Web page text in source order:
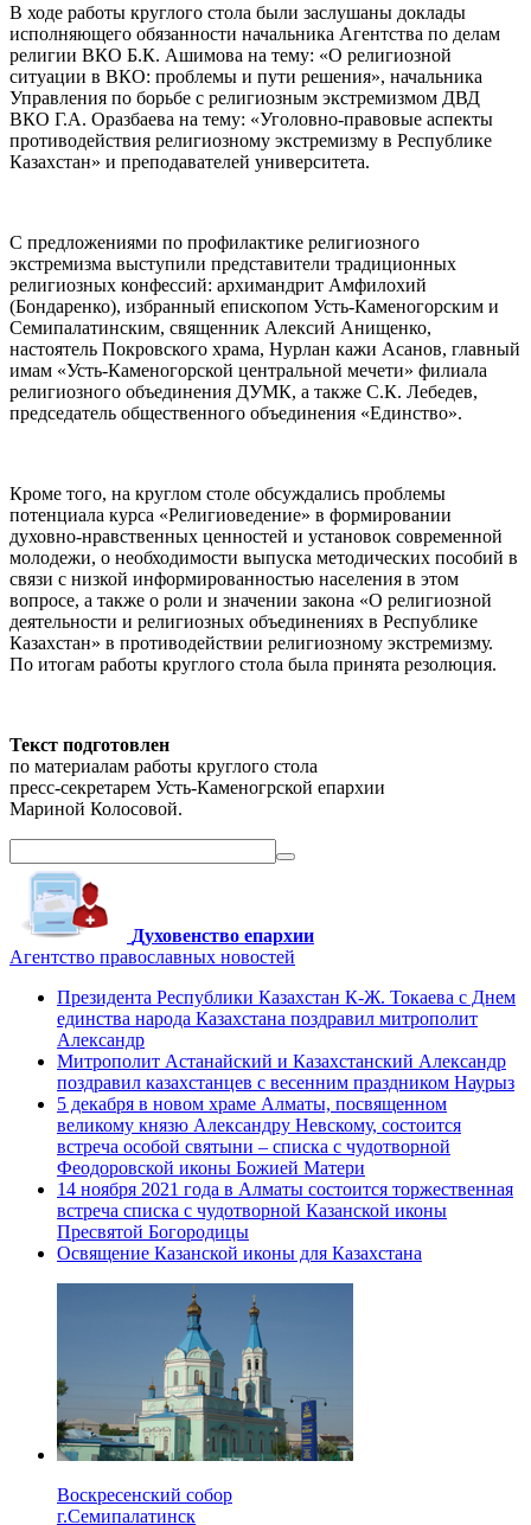
В ходе работы круглого стола были заслушаны доклады
исполняющего обязанности начальника Агентства по делам
религии ВКО Б.К. Ашимова на тему: «О религиозной
ситуации в ВКО: проблемы и пути решения», начальника
Управления по борьбе с религиозным экстремизмом ДВД
ВКО Г.А. Оразбаева на тему: «Уголовно-правовые аспекты
противодействия религиозному экстремизму в Республике
Казахстан» и преподавателей университета.
С предложениями по профилактике религиозного
экстремизма выступили представители традиционных
религиозных конфессий: архимандрит Амфилохий
(Бондаренко), избранный епископом Усть-Каменогорским и
Семипалатинским, священник Алексий Анищенко,
настоятель Покровского храма, Нурлан кажи Асанов, главный
имам «Усть-Каменогорской центральной мечети» филиала
религиозного объединения ДУМК, а также С.К. Лебедев,
председатель общественного объединения «Единство».
Кроме того, на круглом столе обсуждались проблемы
потенциала курса «Религиоведение» в формировании
духовно-нравственных ценностей и установок современной
молодежи, о необходимости выпуска методических пособий в
связи с низкой информированностью населения в этом
вопросе, а также о роли и значении закона «О религиозной
деятельности и религиозных объединениях в Республике
Казахстан» в противодействии религиозному экстремизму.
По итогам работы круглого стола была принята резолюция.
Текст подготовлен
по материалам работы круглого стола
пресс-секретарем Усть-Каменогрской епархии
Мариной Колосовой.
Духовенство епархии
Агентство православных новостей
Президента Республики Казахстан К-Ж. Токаева с Днем
единства народа Казахстана поздравил митрополит
Александр
Митрополит Астанайский и Казахстанский Александр
поздравил казахстанцев с весенним праздником Наурыз
5 декабря в новом храме Алматы, посвященном
великому князю Александру Невскому, состоится
встреча особой святыни – списка с чудотворной
Феодоровской иконы Божией Матери
14 ноября 2021 года в Алматы состоится торжественная
встреча списка с чудотворной Казанской иконы
Пресвятой Богородицы
Освящение Казанской иконы для Казахстана
Воскресенский собор
г.Семипалатинск